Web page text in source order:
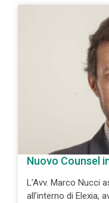
Nuovo Counsel
L’Avv. Marco Nucci
all’interno di Elexia,